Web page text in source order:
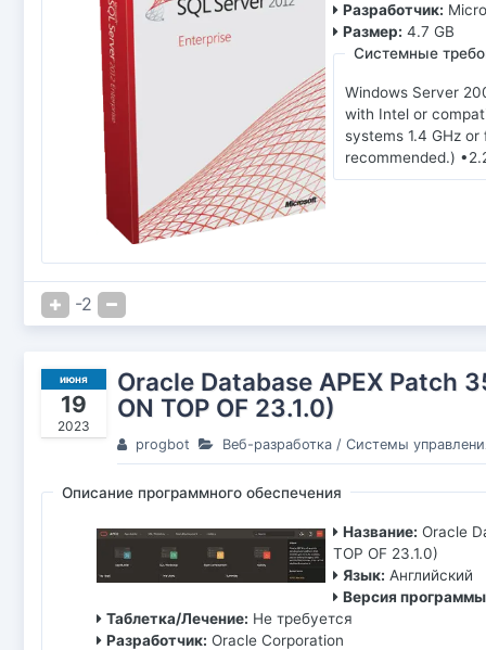
Разработчик:
Размер: 4.7 GB
Системные
Windows Server
with Intel or
systems 1.4 GHz
recommended.)
-2
июня
19
2023
Oracle Database APEX Patch
ON TOP OF 23.1.0)
progbot Веб-разработка/ Системы
Описание программного обеспечения
Название: Oracle
TOP OF 23.1.0)
Язык: Английский
Версия
Таблетка/Лечение: Не требуется
Разработчик: Oracle Corporation